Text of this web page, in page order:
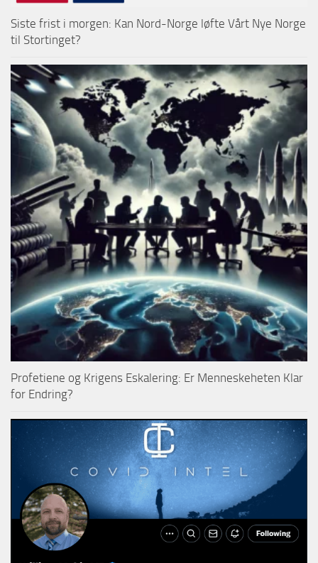
Siste frist i morgen: Kan Nord-Norge løfte Vårt Nye Norge
til Stortinget?
Profetiene og Krigens Eskalering: Er Menneskeheten Klar
for Endring?